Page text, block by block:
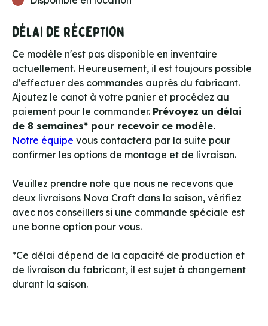
Délai de réception
Ce modèle n'est pas disponible en inventaire
actuellement. Heureusement, il est toujours possible
d'effectuer des commandes auprès du fabricant.
Ajoutez le canot à votre panier et procédez au
paiement pour le commander. Prévoyez un délai
de 8 semaines* pour recevoir ce modèle.
Notre équipe vous contactera par la suite pour
confirmer les options de montage et de livraison.
Veuillez prendre note que nous ne recevons que
deux livraisons Nova Craft dans la saison, vérifiez
avec nos conseillers si une commande spéciale est
une bonne option pour vous.
*Ce délai dépend de la capacité de production et
de livraison du fabricant, il est sujet à changement
durant la saison.